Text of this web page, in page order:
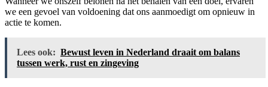
we een gevoel van voldoening dat ons aanmoedigt om opnieuw in
actie te komen.
Lees ook: Bewust leven in Nederland draait om balans
tussen werk, rust en zingeving